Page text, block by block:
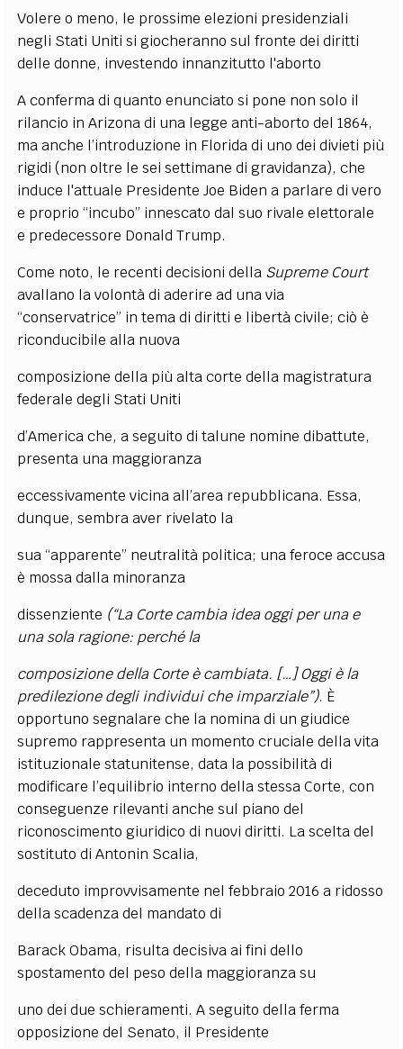
Volere o meno, le prossime elezioni presidenziali
negli Stati Uniti si giocheranno sul fronte dei diritti
delle donne, investendo innanzitutto l'aborto
A conferma di quanto enunciato si pone non solo il
rilancio in Arizona di una legge anti-aborto del 1864,
ma anche l’introduzione in Florida di uno dei divieti più
rigidi (non oltre le sei settimane di gravidanza), che
induce l'attuale Presidente Joe Biden a parlare di vero
e proprio “incubo” innescato dal suo rivale elettorale
e predecessore Donald Trump.
Come noto, le recentidecisioni della Supreme Court
avallano la volontà di aderire ad una via
“conservatrice” in tema di diritti e libertà civile; ciò è
riconducibile alla nuova
composizione della più alta corte della magistratura
federale degli Stati Uniti
d’America che, a seguito di talune nomine dibattute,
presenta una maggioranza
eccessivamente vicina all’area repubblicana. Essa,
dunque, sembra aver rivelato la
sua “apparente” neutralità politica; una feroce accusa
è mossa dalla minoranza
dissenziente (“La Corte cambia idea oggi per una e
una sola ragione: perché la
composizione della Corte è cambiata. […] Oggi è la
predilezione degli individui che imparziale”). È
opportuno segnalare che la nomina di un giudice
supremo rappresenta un momento cruciale della vita
istituzionale statunitense, data la possibilità di
modificare l’equilibrio interno della stessa Corte, con
conseguenze rilevanti anche sul piano del
riconoscimento giuridico di nuovi diritti. La scelta del
sostituto di Antonin Scalia,
deceduto improvvisamente nel febbraio 2016 a ridosso
della scadenza del mandato di
Barack Obama, risulta decisiva ai fini dello
spostamento del peso della maggioranza su
uno dei due schieramenti. A seguito della ferma
opposizione del Senato, il Presidente